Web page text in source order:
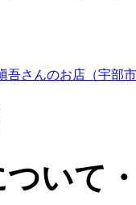
吾さんのお店（宇部
いて